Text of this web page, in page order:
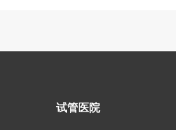
试管医院